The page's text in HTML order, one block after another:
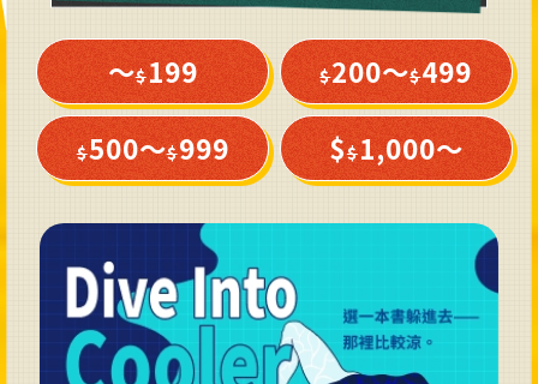
～$199 $200～$499
$500～$999 $$1,000～